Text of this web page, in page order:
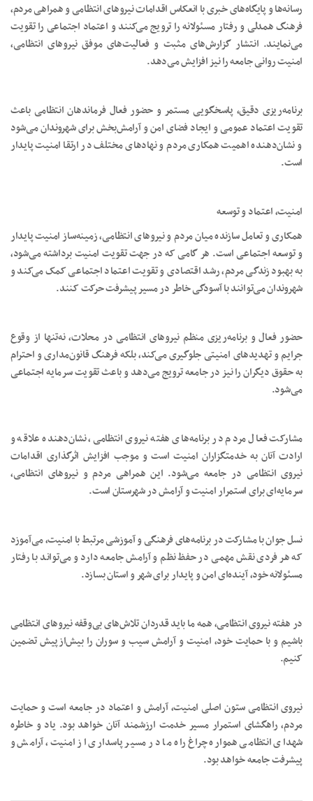
رسانه‌ها و پایگاه‌های خبری با انعکاس اقدامات نیروهای انتظامی و همراهی مردم،
فرهنگ همدلی و رفتار مسئولانه را ترویج می‌کنند و اعتماد اجتماعی را تقویت
می‌نمایند. انتشار گزارش‌های مثبت و فعالیت‌های موفق نیروهای انتظامی،
امنیت روانی جامعه را نیز افزایش می‌دهد.
برنامه‌ریزی دقیق، پاسخگویی مستمر و حضور فعال فرماندهان انتظامی باعث
تقویت اعتماد عمومی و ایجاد فضای امن و آرامش‌بخش برای شهروندان می‌شود
و نشان‌دهنده اهمیت همکاری مردم و نهادهای مختلف در ارتقا امنیت پایدار
است.
امنیت، اعتماد و توسعه
همکاری و تعامل سازنده میان مردم و نیروهای انتظامی، زمینه‌ساز امنیت پایدار
و توسعه اجتماعی است. هر گامی که در جهت تقویت امنیت برداشته می‌شود،
به بهبود زندگی مردم، رشد اقتصادی و تقویت اعتماد اجتماعی کمک می‌کند و
شهروندان می‌توانند با آسودگی خاطر در مسیر پیشرفت حرکت کنند.
حضور فعال و برنامه‌ریزی منظم نیروهای انتظامی در محلات، نه‌تنها از وقوع
جرایم و تهدیدهای امنیتی جلوگیری می‌کند، بلکه فرهنگ قانون‌مداری و احترام
به حقوق دیگران را نیز در جامعه ترویج می‌دهد و باعث تقویت سرمایه اجتماعی
می‌شود.
مشارکت فعال مردم در برنامه‌های هفته نیروی انتظامی، نشان‌دهنده علاقه و
ارادت آنان به خدمتگزاران امنیت است و موجب افزایش اثرگذاری اقدامات
نیروی انتظامی در جامعه می‌شود. این همراهی مردم و نیروهای انتظامی،
سرمایه‌ای برای استمرار امنیت و آرامش در شهرستان است.
نسل جوان با مشارکت در برنامه‌های فرهنگی و آموزشی مرتبط با امنیت، می‌آموزد
که هر فردی نقش مهمی در حفظ نظم و آرامش جامعه دارد و می‌تواند با رفتار
مسئولانه خود، آینده‌ای امن و پایدار برای شهر و استان بسازد.
در هفته نیروی انتظامی، همه ما باید قدردان تلاش‌های بی‌وقفه نیروهای انتظامی
باشیم و با حمایت خود، امنیت و آرامش سیب و سوران را بیش‌ازپیش تضمین
کنیم.
نیروی انتظامی ستون اصلی امنیت، آرامش و اعتماد در جامعه است و حمایت
مردم، راهگشای استمرار مسیر خدمت ارزشمند آنان خواهد بود. یاد و خاطره
شهدای انتظامی همواره چراغ راه ما در مسیر پاسداری از امنیت، آرامش و
پیشرفت جامعه خواهد بود.